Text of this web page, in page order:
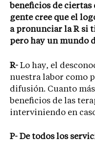
beneficios de ciertas
gente cree que el
a pronunciar la R si
pero hay un mundo
R- Lo hay, el
nuestra labor como
difusión. Cuanto
beneficios de las
interviniendo en
P- De todos los